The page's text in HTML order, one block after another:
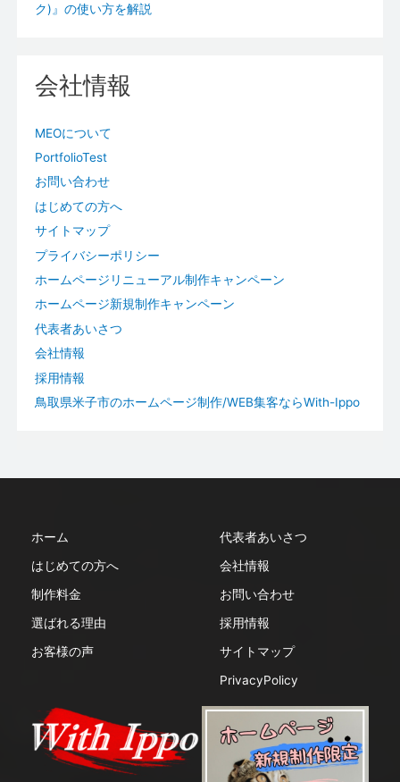
ク)』の使い方を解説
会社情報
MEOについて
PortfolioTest
お問い合わせ
はじめての方へ
サイトマップ
プライバシーポリシー
ホームページリニューアル制作キャンペーン
ホームページ新規制作キャンペーン
代表者あいさつ
会社情報
採用情報
鳥取県米子市のホームページ制作/WEB集客ならWith-Ippo
ホーム
はじめての方へ
制作料金
選ばれる理由
お客様の声
代表者あいさつ
会社情報
お問い合わせ
採用情報
サイトマップ
PrivacyPolicy